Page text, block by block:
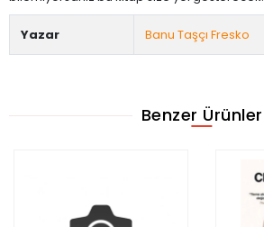
Yazar Banu Taşçı Fresko
Benzer Ürünler